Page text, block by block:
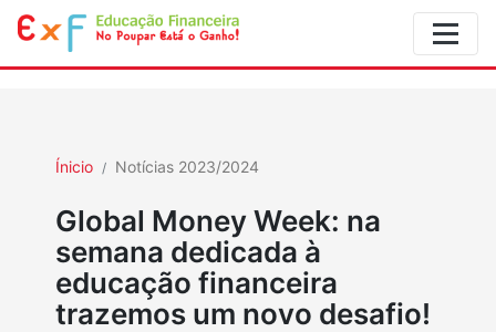
Ínicio Notícias 2023/2024
Global Money Week: na
semana dedicada à
educação financeira
trazemos um novo desafio!